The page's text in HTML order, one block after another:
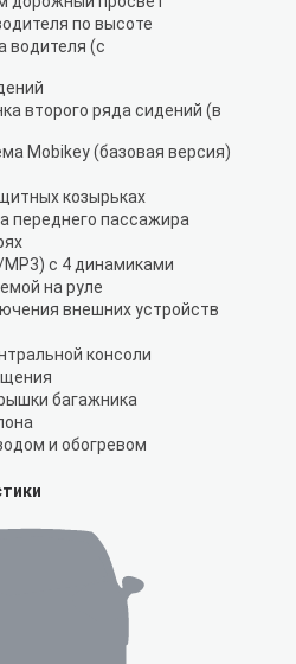
по высоте
водителя (с
второго ряда сидений (в
Mobikey (базовая версия)
козырьках
переднего пассажира
с 4 динамиками
на руле
внешних устройств
консоли
багажника
и обогревом